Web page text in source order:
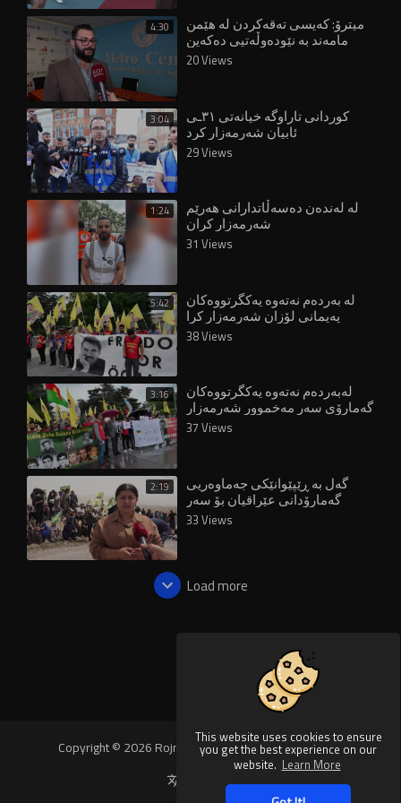
This website uses cookies to ensure
you get the best experience on our
website. Learn More
4:30 میترۆ: کەیسی تەقەکردن لە هێمن
مامەند بە نێودەوڵەتیی دەکەین
20 Views
3:04 کوردانی تاراوگە خیانەتی ٣١ـی
ئابیان شەرمەزار کرد
29 Views
1:24 لە لەندەن دەسەڵاتدارانی هەرێم
شەرمەزار کران
31 Views
5:42 لە بەردەم نەتەوە یەکگرتووەکان
پەیمانی لۆزان شەرمەزار کرا
38 Views
3:16 لەبەردەم نەتەوە یەکگرتووەکان
گەمارۆی سەر مەخموور شەرمەزار
کرا
37 Views
2:19 گەل بە ڕێپێوانێکی جەماوەریی
گەمارۆدانی عێراقیان بۆ سەر
مەخموور شەرمەزار کرد
33 Views
Load more
Copyright © 2026 Rojnews Video. All rights reserved.
Language